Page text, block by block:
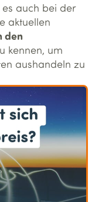
auch bei der
aktuellen
den
kennen, um
aushandeln zu